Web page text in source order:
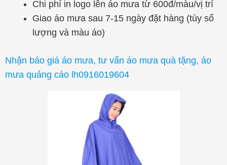
Chi phí in logo lên áo mưa từ 600đ/màu/vị trí
Giao áo mưa sau 7-15 ngày đặt hàng (tùy số
lượng và màu áo)
Nhận báo giá áo mưa, tư vấn áo mưa quà tặng, áo
mưa quảng cáo lh0916019604